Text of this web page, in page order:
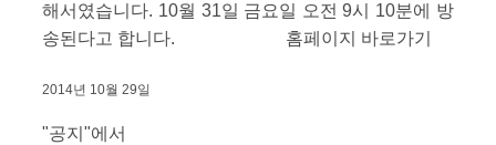
해서였습니다. 10월 31일 금요일 오전 9시 10분에 방
송된다고 합니다. 홈페이지 바로가기
2014년 10월 29일
"공지"에서